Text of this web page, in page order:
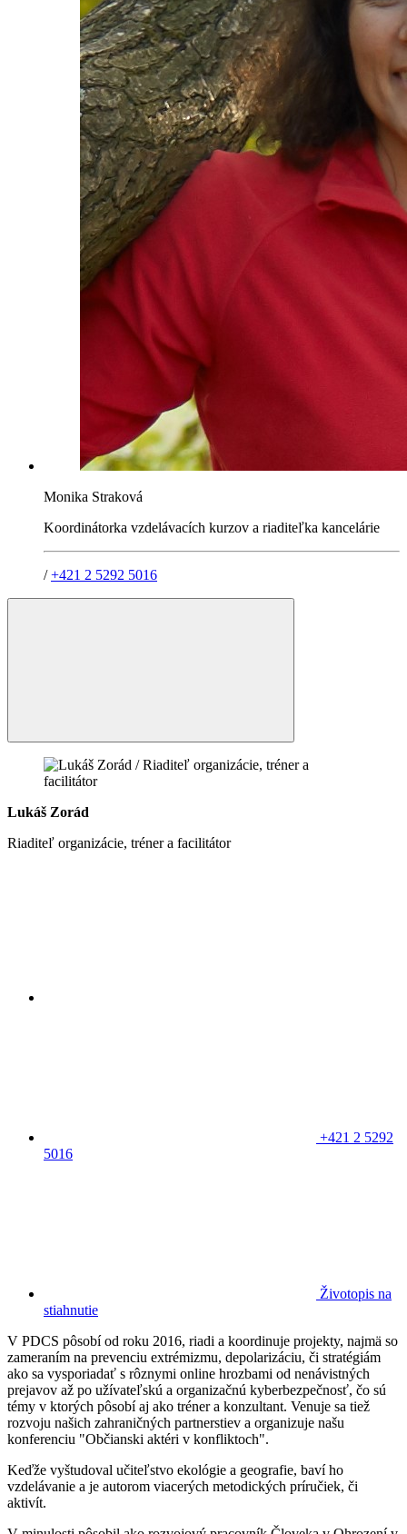
Monika Straková
Koordinátorka vzdelávacích kurzov a riaditeľka kancelárie
/+421 2 5292 5016
Lukáš Zorád
Riaditeľ organizácie, tréner a facilitátor
+421 2 5292
5016
Životopis na
stiahnutie
V PDCS pôsobí od roku 2016, riadi a koordinuje projekty, najmä so
zameraním na prevenciu extrémizmu, depolarizáciu, či stratégiám
ako sa vysporiadať s rôznymi online hrozbami od nenávistných
prejavov až po užívateľskú a organizačnú kyberbezpečnosť, čo sú
témy v ktorých pôsobí aj ako tréner a konzultant. Venuje sa tiež
rozvoju našich zahraničných partnerstiev a organizuje našu
konferenciu "Občianski aktéri v konfliktoch".
Keďže vyštudoval učiteľstvo ekológie a geografie, baví ho
vzdelávanie a je autorom viacerých metodických príručiek, či
aktivít.